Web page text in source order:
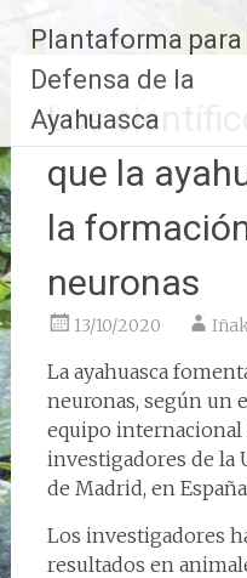
contenido
Plantaforma para
Defensa de la
Ayahuasca
Los
que la
la
neuronas
13/10/2020
La ayahuasca
neuronas, según un
equipo
investigadores de la
de Madrid, en
Los investigadores
resultados en